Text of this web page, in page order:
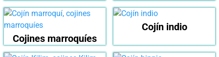
Cojines marroquíes
Cojín indio